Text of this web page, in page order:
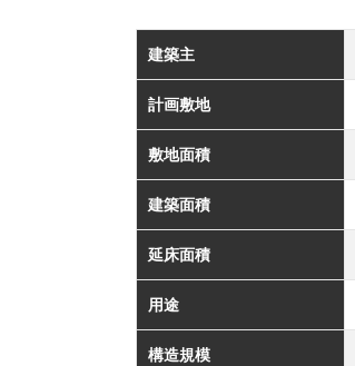
建築主
計画敷地
敷地面積
建築面積
延床面積
用途
構造規模